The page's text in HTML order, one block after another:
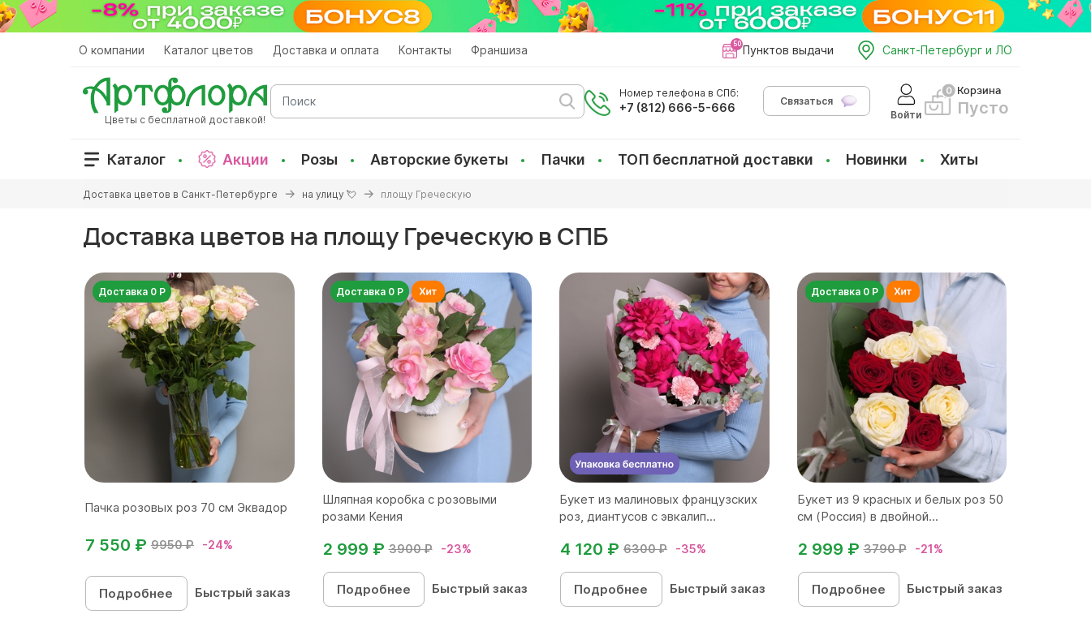
Перейти
к
О компании Каталог цветов Доставка и оплата Контакты Франшиза Пунктов выдачи Санкт-Петербург и ЛО
Цветы с бесплатной доставкой!
Поиск
Номер телефона в СПб:
+7 (812) 666-5-666
Связаться
Войти
Корзина
Пусто
Каталог Акции Розы Авторские букеты Пачки ТОП бесплатной доставки Новинки Хиты
здесь
Доставка цветов в Санкт-Петербурге на улицу 💘 площу Греческую
Доставка цветов на площу Греческую в СПБ
Доставка 0 Р
Пачка розовых роз 70 см Эквадор
9950 ₽ -24%
7 550 ₽
Подробнее Быстрый заказ
Доставка 0 Р
Шляпная коробка с розовыми
розами Кения
3900 ₽ -23%
2 999 ₽
Подробнее Быстрый заказ
Букет из малиновых французских
роз, диантусов с эвкалип...
6300 ₽ -35%
4 120 ₽
Подробнее Быстрый заказ
Доставка 0 Р
Букет из 9 красных и белых роз 50
см (Россия) в двойной...
3790 ₽ -21%
2 999 ₽
Подробнее Быстрый заказ